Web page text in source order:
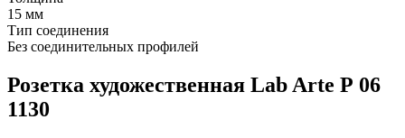
15 мм
Тип соединения
Без соединительных профилей
Розетка художественная Lab Arte Р 06
1130